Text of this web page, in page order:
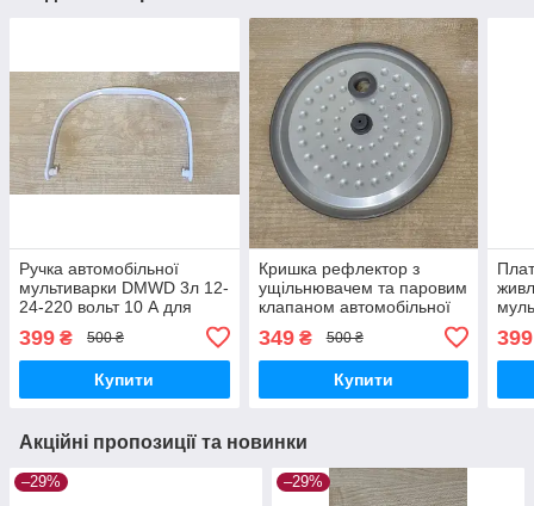
Ручка автомобільної
мультиварки DMWD 3л 12-
24-220 вольт 10 А для
домашнього використання
399 ₴ 500 ₴
Купити
Кришка рефлектор з
ущільнювачем та паровим
клапаном автомобільної
мультиварки DMWD 2л 12-
24-220 вольт 10 А для
прикурювача
349₴ 500 ₴
Купити
2 л
399
Акційні пропозиції та новинки
–29% –29%